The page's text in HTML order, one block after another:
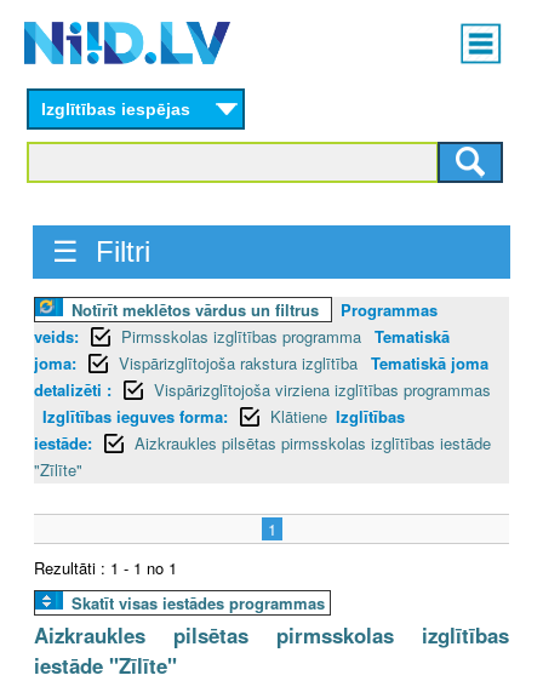
content
Main
menu
Izglītības iespējas
☰ Filtri
Notīrīt meklētos vārdus un filtrus
Programmas
veids:
Pirmsskolas izglītības programma Tematiskā
joma:
Vispārizglītojoša rakstura izglītība Tematiskā joma
detalizēti :
Vispārizglītojoša virziena izglītības programmas
Izglītības ieguves forma:
Klātiene Izglītības
iestāde:
Aizkraukles pilsētas pirmsskolas izglītības iestāde
"Zīlīte"
1
Rezultāti : 1 - 1 no 1
Skatīt visas iestādes programmas
Aizkraukles pilsētas pirmsskolas izglītības
iestāde "Zīlīte"